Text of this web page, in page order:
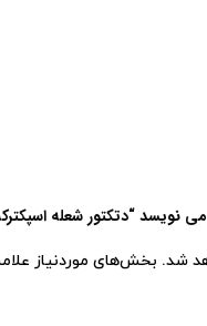
نویسد “دتکتور شعله
شد. بخش‌های موردنیاز